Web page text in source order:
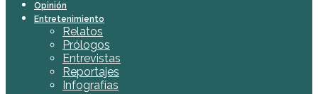
Opinión
Entretenimiento
Relatos
Prólogos
Entrevistas
Reportajes
Infografías